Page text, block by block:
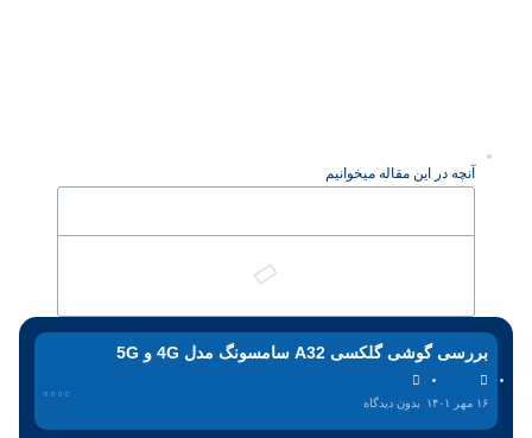
بررسی گوشی گلکسی A32 سامسونگ مدل 4G و 5G
۱۶ مهر ۱۴۰۱ بدون دیدگاه
آنچه در این مقاله میخوانیم